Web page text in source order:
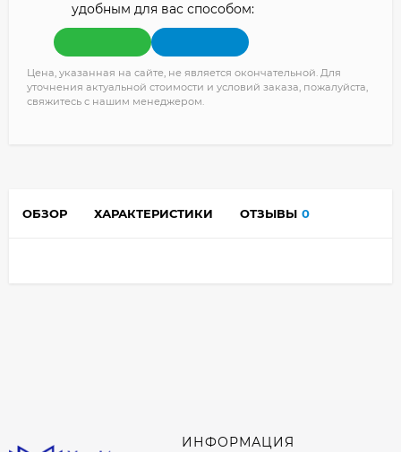
удобным для вас способом:
Цена, указанная на сайте, не является окончательной. Для
уточнения актуальной стоимости и условий заказа, пожалуйста,
свяжитесь с нашим менеджером.
ОБЗОР ХАРАКТЕРИСТИКИ ОТЗЫВЫ 0
ИНФОРМАЦИЯ